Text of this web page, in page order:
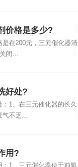
价格是多少?
是在200元，三元催化器清
闭...
好处?
1、在三元催化器的长久
不乏...
用?